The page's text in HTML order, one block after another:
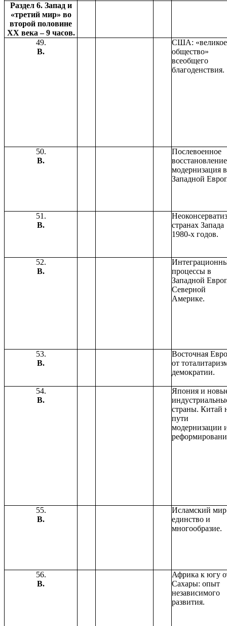
Раздел 6. Запад и
«третий мир» во
второй половине
ХХ века – 9 часов.
49.
В.
США: «великое
общество»
всеобщего
благоденствия.
50.
В.
Послевоенное
модернизация в
Западной
51.
В.
странах Запада
1980-х годов.
52.
В.
процессы в
Западной
Северной
Америке.
53.
В.
Восточная
от
демократии.
54.
В.
Япония и
страны. Китай
пути
модернизации
55.
В.
Исламский
единство и
многообразие.
56.
В.
Африка к югу
Сахары: опыт
независимого
развития.